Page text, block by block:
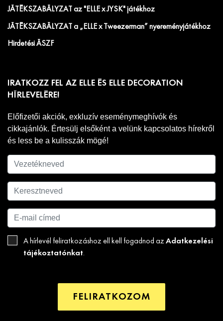
JÁTÉKSZABÁLYZAT az "ELLE x JYSK" játékhoz
JÁTÉKSZABÁLYZAT a „ELLE x Tweezerman” nyereményjátékhoz
Hirdetési ÁSZF
IRATKOZZ FEL AZ ELLE ÉS ELLE DECORATION
HÍRLEVELÉRE!
Előfizetői akciók, exkluzív eseménymeghívók és
cikkajánlók. Értesülj elsőként a velünk kapcsolatos hírekről
és less be a kulisszák mögé!
A hírlevél feliratkozáshoz ell kell fogadnod az Adatkezelési
tájékoztatónkat.
FELIRATKOZOM